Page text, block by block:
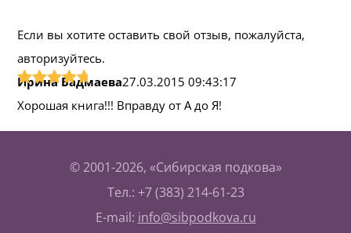
Если вы хотите оставить свой отзыв, пожалуйста,
авторизуйтесь.
Ирина Бадмаева27.03.2015 09:43:17
Хорошая книга!!! Вправду от А до Я!
© 2001-2026, «Сибирская подкова»
Тел.: +7 (383) 214-61-23
E-mail: info@sibpodkova.ru